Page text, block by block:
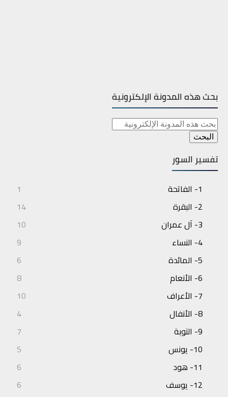
بحث هذه المدونة الإلكترونية
تفسير السور
1- الفاتحة
1
2- البقرة
14
3- آل عمران
10
4- النساء
9
5- المائدة
6
6- الأنعام
8
7- الأعراف
10
8- الأنفال
4
9- التوبة
7
10- يونس
5
11- هود
6
12- يوسف
6